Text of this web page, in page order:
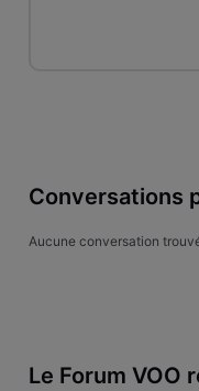
Conversations
Aucune conversation
Le Forum VOO